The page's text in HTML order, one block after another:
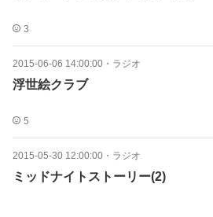
3
2015-06-06 14:00:00 ・ ラジオ
浮世絵クラブ
5
2015-05-30 12:00:00 ・ ラジオ
ミッドナイトストーリー(2)